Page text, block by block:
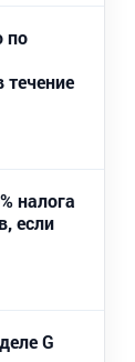
по
течение
налога
если
G